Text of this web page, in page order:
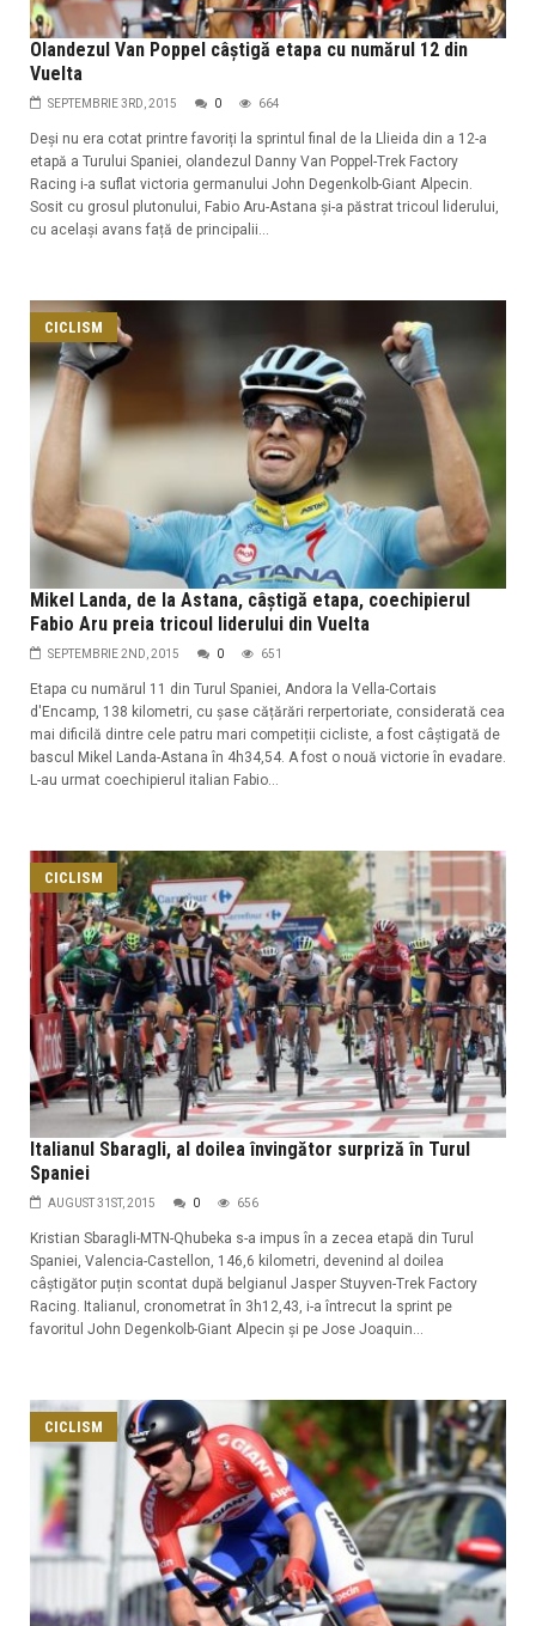
Olandezul Van Poppel câștigă etapa cu numărul 12 din
Vuelta
SEPTEMBRIE 3RD, 2015 0 664
Deși nu era cotat printre favoriți la sprintul final de la Llieida din a 12-a
etapă a Turului Spaniei, olandezul Danny Van Poppel-Trek Factory
Racing i-a suflat victoria germanului John Degenkolb-Giant Alpecin.
Sosit cu grosul plutonului, Fabio Aru-Astana și-a păstrat tricoul liderului,
cu același avans față de principalii...
CICLISM
Mikel Landa, de la Astana, câștigă etapa, coechipierul
Fabio Aru preia tricoul liderului din Vuelta
SEPTEMBRIE 2ND, 2015 0 651
Etapa cu numărul 11 din Turul Spaniei, Andora la Vella-Cortais
d'Encamp, 138 kilometri, cu șase cățărări rerpertoriate, considerată cea
mai dificilă dintre cele patru mari competiții cicliste, a fost câștigată de
bascul Mikel Landa-Astana în 4h34,54. A fost o nouă victorie în evadare.
L-au urmat coechipierul italian Fabio...
CICLISM
Italianul Sbaragli, al doilea învingător surpriză în Turul
Spaniei
AUGUST 31ST, 2015 0 656
Kristian Sbaragli-MTN-Qhubeka s-a impus în a zecea etapă din Turul
Spaniei, Valencia-Castellon, 146,6 kilometri, devenind al doilea
câștigător puțin scontat după belgianul Jasper Stuyven-Trek Factory
Racing. Italianul, cronometrat în 3h12,43, i-a întrecut la sprint pe
favoritul John Degenkolb-Giant Alpecin și pe Jose Joaquin...
CICLISM